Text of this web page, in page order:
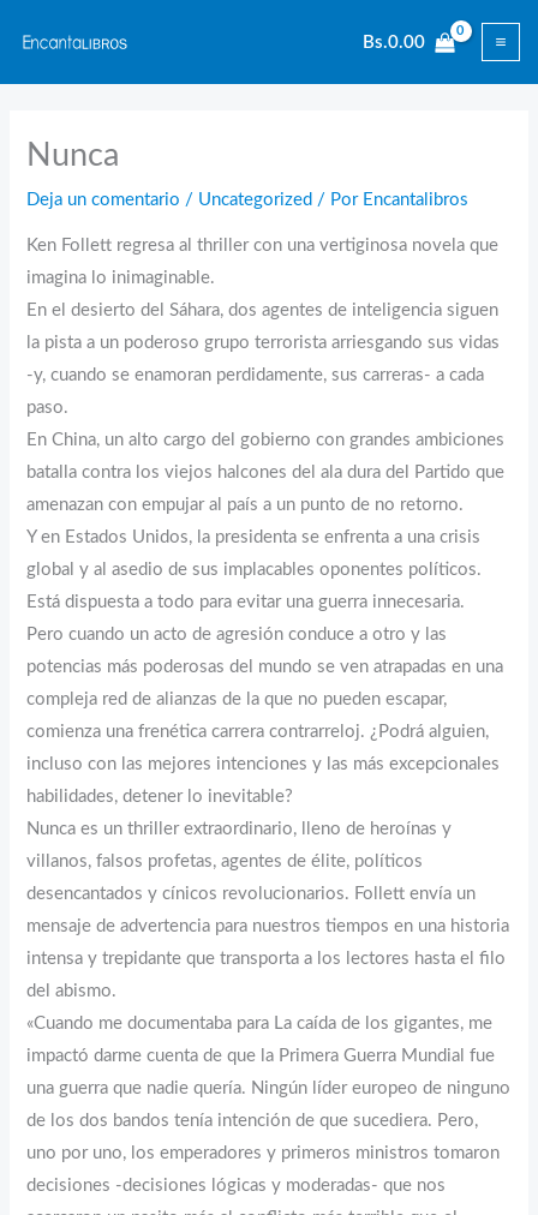
contenido
Bs.0.00
Nunca
Deja un comentario / Uncategorized / Por Encantalibros
Ken Follett regresa al thriller con una vertiginosa novela que
imagina lo inimaginable.
En el desierto del Sáhara, dos agentes de inteligencia siguen
la pista a un poderoso grupo terrorista arriesgando sus vidas
-y, cuando se enamoran perdidamente, sus carreras- a cada
paso.
En China, un alto cargo del gobierno con grandes ambiciones
batalla contra los viejos halcones del ala dura del Partido que
amenazan con empujar al país a un punto de no retorno.
Y en Estados Unidos, la presidenta se enfrenta a una crisis
global y al asedio de sus implacables oponentes políticos.
Está dispuesta a todo para evitar una guerra innecesaria.
Pero cuando un acto de agresión conduce a otro y las
potencias más poderosas del mundo se ven atrapadas en una
compleja red de alianzas de la que no pueden escapar,
comienza una frenética carrera contrarreloj. ¿Podrá alguien,
incluso con las mejores intenciones y las más excepcionales
habilidades, detener lo inevitable?
Nunca es un thriller extraordinario, lleno de heroínas y
villanos, falsos profetas, agentes de élite, políticos
desencantados y cínicos revolucionarios. Follett envía un
mensaje de advertencia para nuestros tiempos en una historia
intensa y trepidante que transporta a los lectores hasta el filo
del abismo.
«Cuando me documentaba para La caída de los gigantes, me
impactó darme cuenta de que la Primera Guerra Mundial fue
una guerra que nadie quería. Ningún líder europeo de ninguno
de los dos bandos tenía intención de que sucediera. Pero,
uno por uno, los emperadores y primeros ministros tomaron
decisiones -decisiones lógicas y moderadas- que nos